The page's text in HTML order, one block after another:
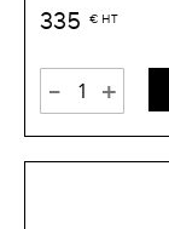
335 € HT
- +